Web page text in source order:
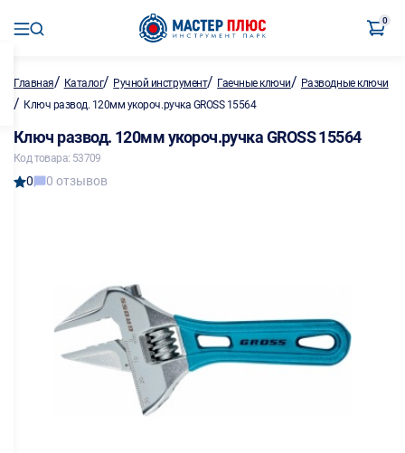
0
Главная/ Каталог/ Ручной инструмент/ Гаечные ключи/ Разводные ключи
/ Ключ развод. 120мм укороч.ручка GROSS 15564
Ключ развод. 120мм укороч.ручка GROSS 15564
Код товара: 53709
0 0 отзывов